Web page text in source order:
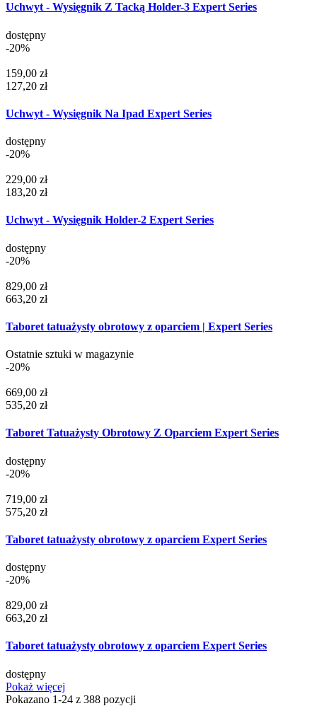
Uchwyt - Wysięgnik Z Tacką Holder-3 Expert Series
dostępny
-20%
159,00 zł
127,20 zł
Uchwyt - Wysięgnik Na Ipad Expert Series
dostępny
-20%
229,00 zł
183,20 zł
Uchwyt - Wysięgnik Holder-2 Expert Series
dostępny
-20%
829,00 zł
663,20 zł
Taboret tatuażysty obrotowy z oparciem | Expert Series
Ostatnie sztuki w magazynie
-20%
669,00 zł
535,20 zł
Taboret Tatuażysty Obrotowy Z Oparciem Expert Series
dostępny
-20%
719,00 zł
575,20 zł
Taboret tatuażysty obrotowy z oparciem Expert Series
dostępny
-20%
829,00 zł
663,20 zł
Taboret tatuażysty obrotowy z oparciem Expert Series
dostępny
Pokaż więcej
Pokazano 1-24 z 388 pozycji